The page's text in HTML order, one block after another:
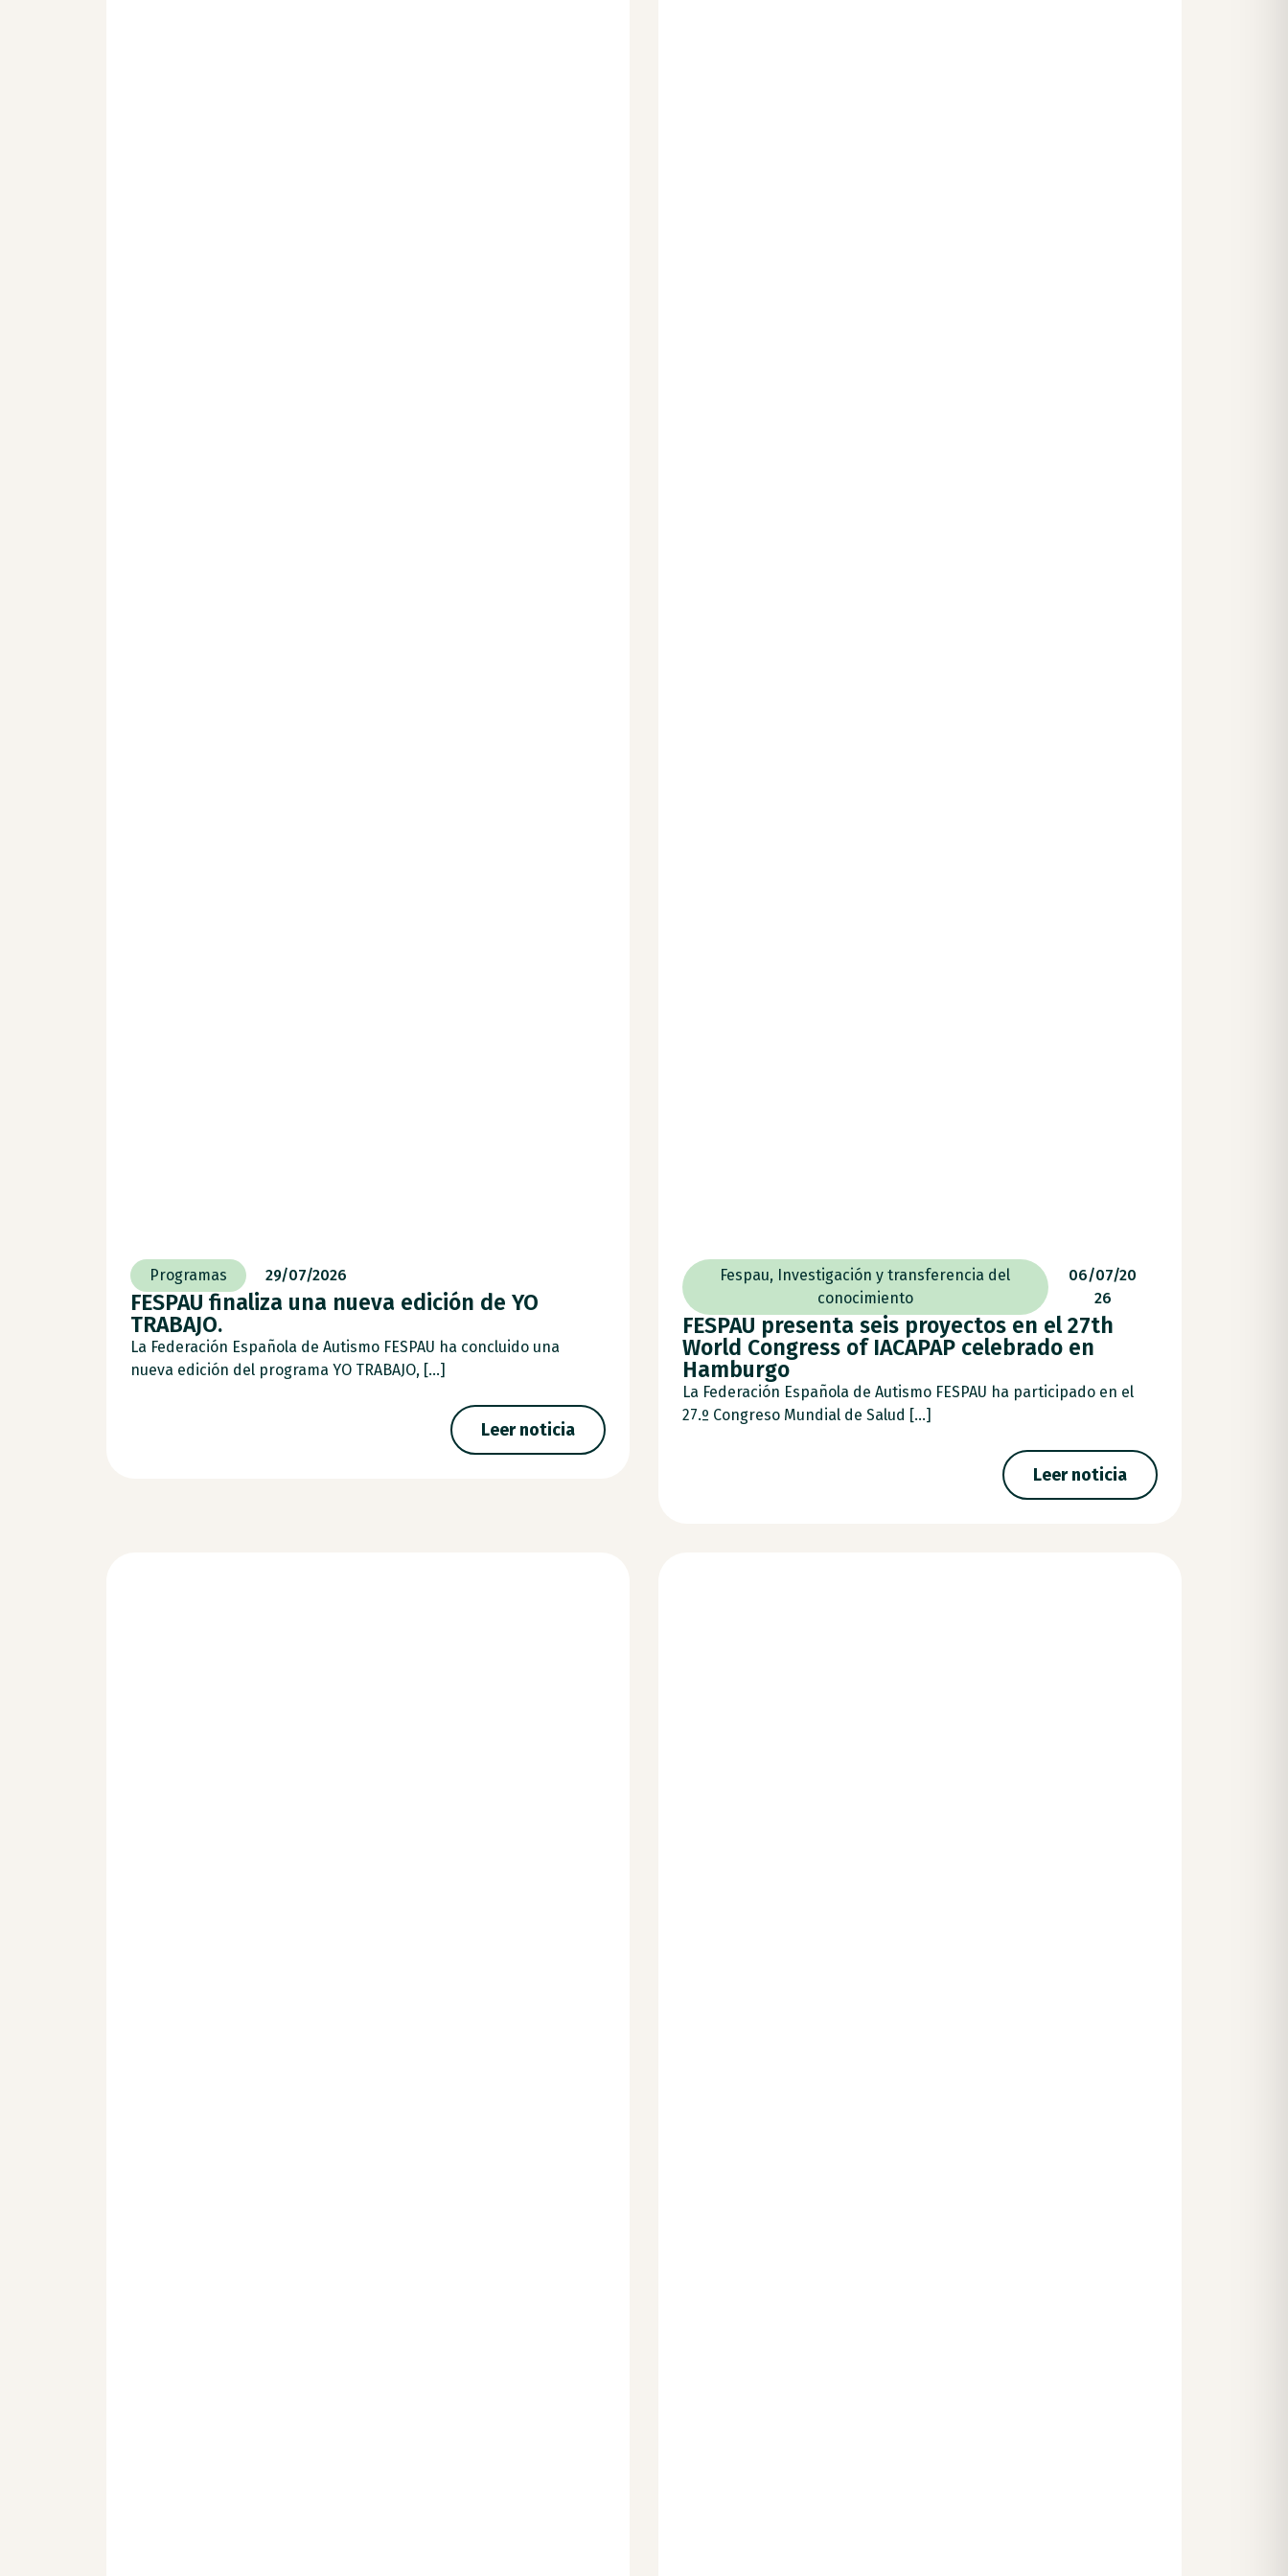
Programas 29/07/2026
FESPAU finaliza una nueva edición de YO
TRABAJO.
La Federación Española de Autismo FESPAU ha concluido una
nueva edición del programa YO TRABAJO, [...]
Leer noticia
Fespau, Investigación y transferencia del
conocimiento
06/07/20
26
FESPAU presenta seis proyectos en el 27th
World Congress of IACAPAP celebrado en
Hamburgo
La Federación Española de Autismo FESPAU ha participado en el
27.º Congreso Mundial de Salud [...]
Leer noticia